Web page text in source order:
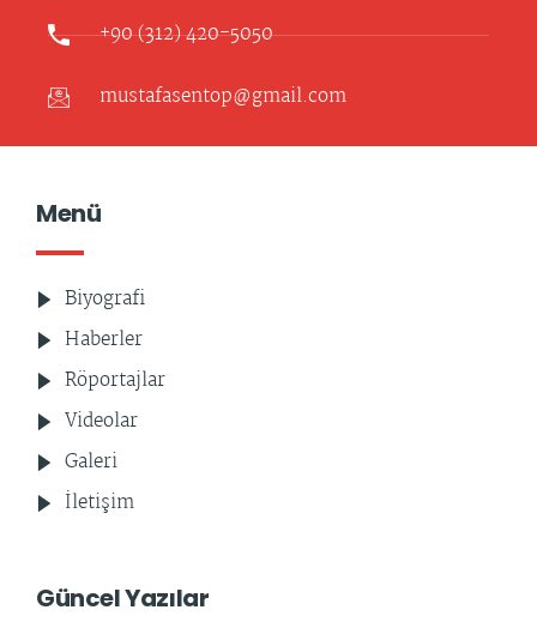
+90 (312) 420-5050
mustafasentop@gmail.com
Menü
Biyografi
Haberler
Röportajlar
Videolar
Galeri
İletişim
Güncel Yazılar